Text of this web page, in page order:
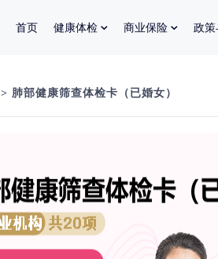
首页 健康体检 商业保险 政策
> 肺部健康筛查体检卡（已婚女）